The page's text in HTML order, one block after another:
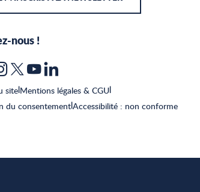
nous !
site|Mentions légales & CGU|
du consentement|Accessibilité : non conforme